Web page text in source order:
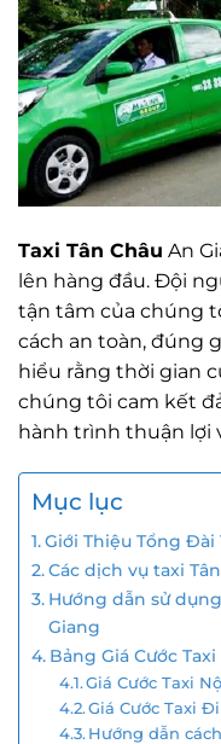
Taxi Tân Châu An
lên hàng đầu. Đội
tận tâm của chúng
cách an toàn, đúng
hiểu rằng thời gian
chúng tôi cam kết
hành trình thuận lợi
Mục lục
Giới Thiệu Tổng Đài
Các dịch vụ taxi
Hướng dẫn sử
Giang
Bảng Giá Cước Taxi
Giá Cước Taxi
Giá Cước Taxi
Hướng dẫn